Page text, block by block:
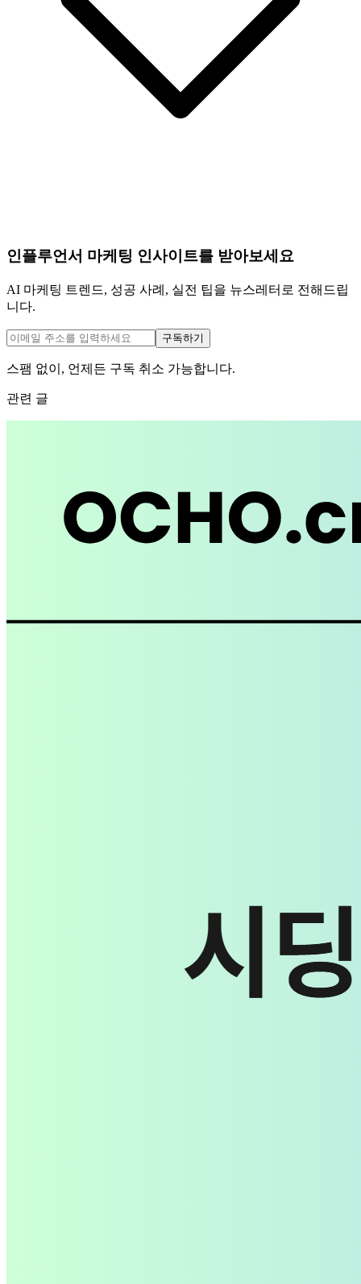
인플루언서 마케팅 인사이트를 받아보세요
AI 마케팅 트렌드, 성공 사례, 실전 팁을 뉴스레터로 전해드립
니다.
구독하기
스팸 없이, 언제든 구독 취소 가능합니다.
관련 글